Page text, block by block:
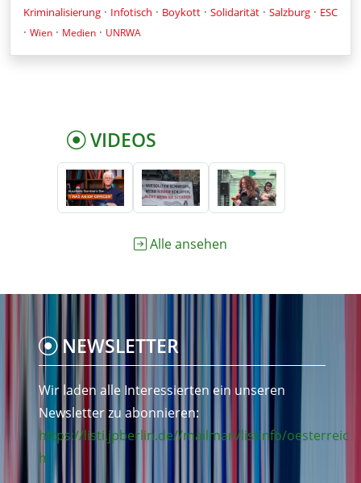
Kriminalisierung · Infotisch · Boykott · Solidarität · Salzburg · ESC
· Wien · Medien · UNRWA
VIDEOS
Alle ansehen
NEWSLETTER
Wir laden alle Interessierten ein unseren
Newsletter zu abonnieren:
https://listi.jpberlin.de//mailman/listinfo/oesterreic
h